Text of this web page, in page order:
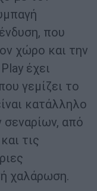
που
χώρο και την
έχει
γεμίζει το
κατάλληλο
σεναρίων, από
τις
χαλάρωση.